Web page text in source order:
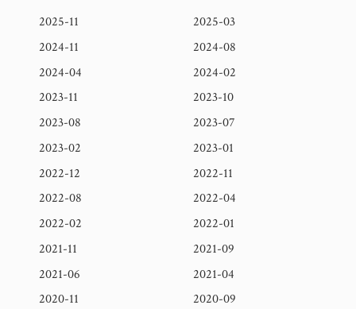
2025-11
2025-03
2024-11
2024-08
2024-04
2024-02
2023-11
2023-10
2023-08
2023-07
2023-02
2023-01
2022-12
2022-11
2022-08
2022-04
2022-02
2022-01
2021-11
2021-09
2021-06
2021-04
2020-11
2020-09